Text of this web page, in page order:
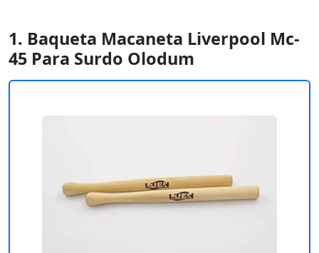
1. Baqueta Macaneta Liverpool Mc-
45 Para Surdo Olodum